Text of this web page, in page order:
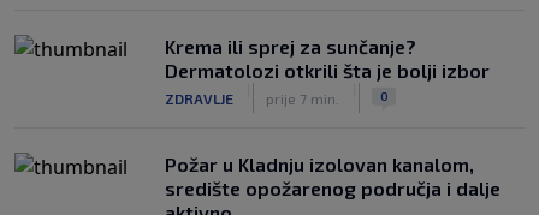
Krema ili sprej za sunčanje?
Dermatolozi otkrili šta je bolji izbor
ZDRAVLJE prije 7 min. 0
Požar u Kladnju izolovan kanalom,
središte opožarenog područja i dalje